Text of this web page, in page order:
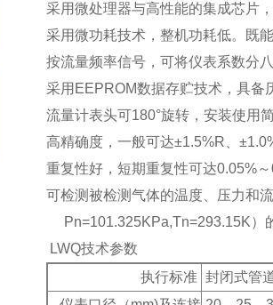
采用微处理器与高性能的集成芯片
采用微功耗技术，整机功耗低。既
按流量频率信号，可将仪表系数分
采用EEPROM数据存贮技术，具备
流量计表头可180°旋转，安装使用简
高精确度，一般可达±1.5%R、
重复性好，短期重复性可达0.05%
可检测被检测气体的温度、压力和
Pn=101.325KPa,Tn=293.15K）
LWQ技术参数
执行标准 封闭式管